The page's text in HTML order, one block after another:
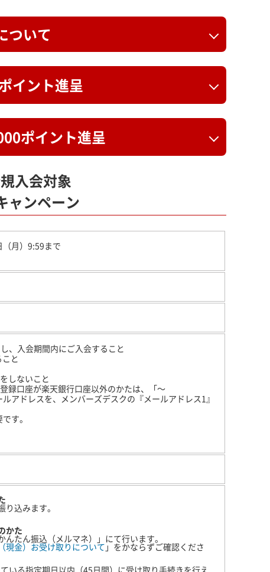
ついて
イント進呈
ポイント進呈
入会対象
ャンペーン
月）9:59まで
、入会期間内にご入会すること
と
しないこと
録口座が楽天銀行口座以外のかたは、「～
ドレスを、メンバーズデスクの『メールアドレス1』
す。
込みます。
かた
たん振込（メルマネ）」にて行います。
現金）お受け取りについて 」をかならずご確認くださ